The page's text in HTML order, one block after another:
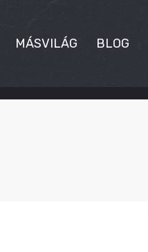
MÁSVILÁG BLOG